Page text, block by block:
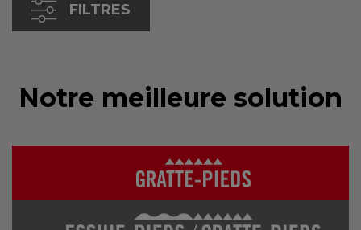
FILTRES
Notre meilleure solution